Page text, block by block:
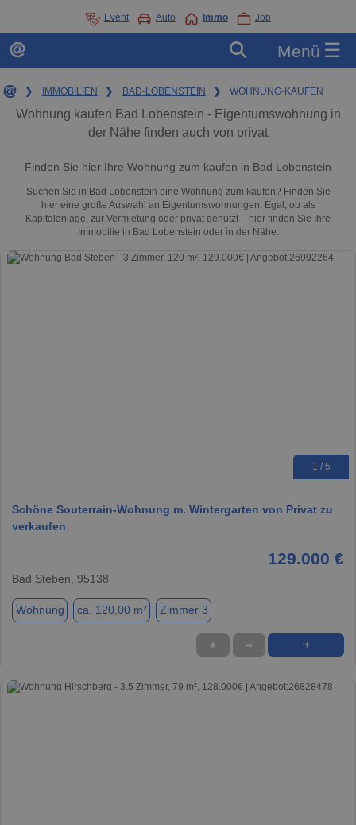
Event Auto Immo Job
Menü ☰
❯ IMMOBILIEN ❯ BAD-LOBENSTEIN ❯ WOHNUNG-KAUFEN
Wohnung kaufen Bad Lobenstein - Eigentumswohnung in
der Nähe finden auch von privat
Finden Sie hier Ihre Wohnung zum kaufen in Bad Lobenstein
Suchen Sie in Bad Lobenstein eine Wohnung zum kaufen? Finden Sie
hier eine große Auswahl an Eigentumswohnungen. Egal, ob als
Kapitalanlage, zur Vermietung oder privat genutzt – hier finden Sie Ihre
Immobilie in Bad Lobenstein oder in der Nähe.
1 / 5
Schöne Souterrain-Wohnung m. Wintergarten von Privat zu
verkaufen
129.000 €
Bad Steben, 95138
Wohnung ca. 120,00 m² Zimmer 3
★ ➦ ➜